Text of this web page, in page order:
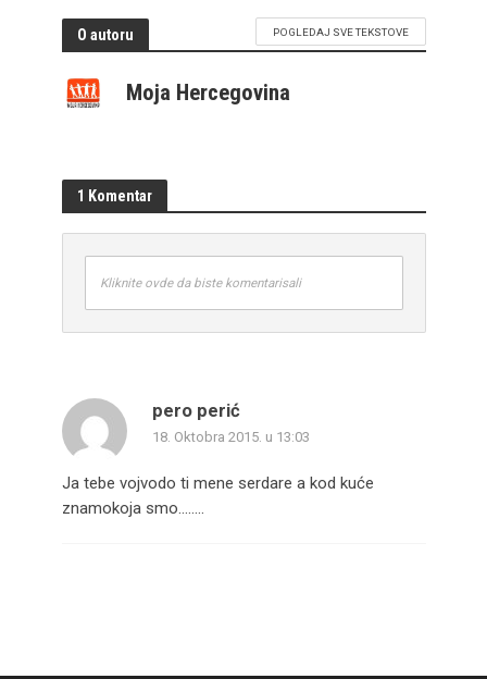
O autoru POGLEDAJ SVE TEKSTOVE
Moja Hercegovina
1 Komentar
Kliknite ovde da biste komentarisali
pero perić
18. Oktobra 2015. u 13:03
Ja tebe vojvodo ti mene serdare a kod kuće
znamokoja smo……..